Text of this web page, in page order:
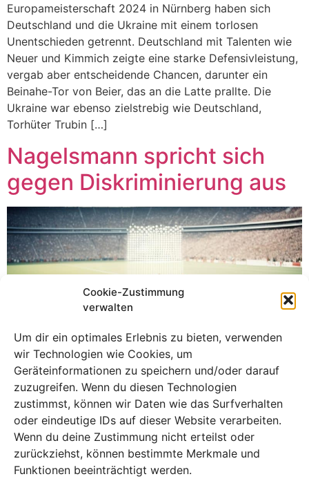
Cookie-Zustimmung
verwalten
Um dir ein optimales Erlebnis zu bieten, verwenden
wir Technologien wie Cookies, um
Geräteinformationen zu speichern und/oder darauf
zuzugreifen. Wenn du diesen Technologien
zustimmst, können wir Daten wie das Surfverhalten
oder eindeutige IDs auf dieser Website verarbeiten.
Wenn du deine Zustimmung nicht erteilst oder
zurückziehst, können bestimmte Merkmale und
Funktionen beeinträchtigt werden.
Europameisterschaft 2024 in Nürnberg haben sich
Deutschland und die Ukraine mit einem torlosen
Unentschieden getrennt. Deutschland mit Talenten wie
Neuer und Kimmich zeigte eine starke Defensivleistung,
vergab aber entscheidende Chancen, darunter ein
Beinahe-Tor von Beier, das an die Latte prallte. Die
Ukraine war ebenso zielstrebig wie Deutschland,
Torhüter Trubin […]
Nagelsmann spricht sich
gegen Diskriminierung aus
Julian Nagelsmann ist ein entschiedener Gegner von
Diskriminierung und sieht Spaltung und Vorurteile als
unnötige Hindernisse in der Welt des Fußballs. Als eine
umstrittene WDR-Umfrage den Wunsch nach einer